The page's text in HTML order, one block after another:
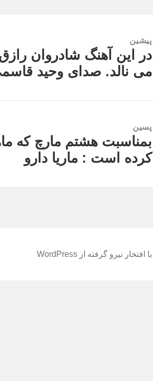
پیشین
نوشته
قبلی:
در این آهنگ شادروان
می نالد. صدای وحید
پسین
نوشته
بعدی:
بمناسبت هشتم مارچ که
کرده است : ماریا دارو
با افتخار نیرو گرفته از WordPress